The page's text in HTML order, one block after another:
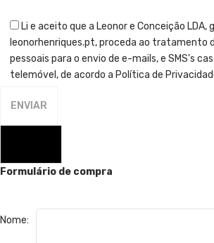
Li e aceito que a Leonor e Conceição LDA,
leonorhenriques.pt, proceda ao tratamento
pessoais para o envio de e-mails, e SMS's
telemóvel, de acordo a Política de
Formulário de compra
Nome: